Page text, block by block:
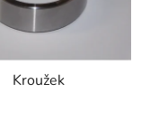
Kroužek